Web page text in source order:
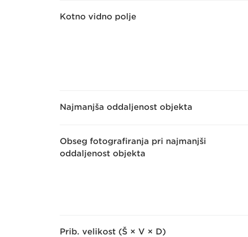
Kotno vidno polje
Najmanjša oddaljenost objekta
Obseg fotografiranja pri najmanjši
oddaljenost objekta
Prib. velikost (Š × V × D)